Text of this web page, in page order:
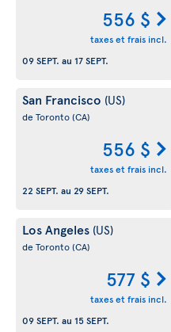
556 $
taxes et frais incl.
09 SEPT. au 17 SEPT.
San Francisco (US)
de Toronto(CA)
556 $
taxes et frais incl.
22 SEPT. au 29 SEPT.
Los Angeles (US)
de Toronto(CA)
577 $
taxes et frais incl.
09 SEPT. au 15 SEPT.